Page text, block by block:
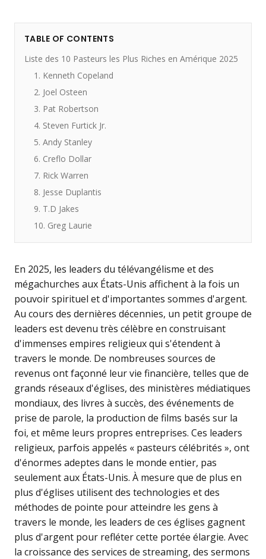
TABLE OF CONTENTS
Liste des 10 Pasteurs les Plus Riches en Amérique 2025
1. Kenneth Copeland
2. Joel Osteen
3. Pat Robertson
4. Steven Furtick Jr.
5. Andy Stanley
6. Creflo Dollar
7. Rick Warren
8. Jesse Duplantis
9. T.D Jakes
10. Greg Laurie
En 2025, les leaders du télévangélisme et des
mégachurches aux États-Unis affichent à la fois un
pouvoir spirituel et d'importantes sommes d'argent.
Au cours des dernières décennies, un petit groupe de
leaders est devenu très célèbre en construisant
d'immenses empires religieux qui s'étendent à
travers le monde. De nombreuses sources de
revenus ont façonné leur vie financière, telles que de
grands réseaux d'églises, des ministères médiatiques
mondiaux, des livres à succès, des événements de
prise de parole, la production de films basés sur la
foi, et même leurs propres entreprises. Ces leaders
religieux, parfois appelés « pasteurs célébrités », ont
d'énormes adeptes dans le monde entier, pas
seulement aux États-Unis. À mesure que de plus en
plus d'églises utilisent des technologies et des
méthodes de pointe pour atteindre les gens à
travers le monde, les leaders de ces églises gagnent
plus d'argent pour refléter cette portée élargie. Avec
la croissance des services de streaming, des sermons